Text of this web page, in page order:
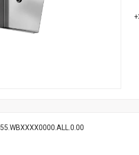
55.WBXXXX0000.ALL.0.00